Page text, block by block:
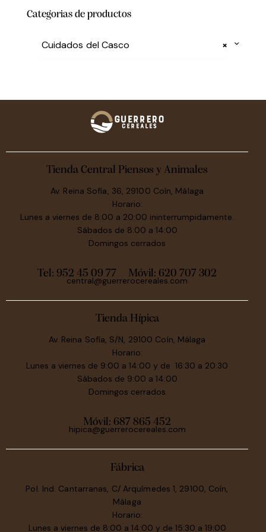
Categorias de productos
×
Cuidados del Casco
Tienda Central Piensos y Animales
Av. Reina Sofía, 36, 29100 Coín, Málaga
Horario:
Lunes a viernes de 8:00 a 20:00 ininterrumpidamente.
Sábados de 8:00 a 14:00
Domingos cerrados
Tel: 952 45 09 77 Móvil: 620 707 302
central@guerrerocereales.com
Tienda Hípica
Av. Reina Sofía, S/N, 29100 Coín, Málaga
Horario:
Lunes a viernes de 9:00 a 14:00 y de 16:30 a 20:30
Sábados de 9:00 a 14:00
Domingos cerrados
Móvil: 687 865 452
hipica@guerrerocereales.com
Fábrica
Pol. Ind. Cantarranas, C/ Arquímedes 1, 29100, Coín,
Málaga
Horario:
Lunes a viernes de 8:00 a 14:00 y de 15:30 a 19:00